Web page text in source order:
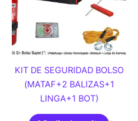
KIT DE SEGURIDAD BOLSO
(MATAF+2 BALIZAS+1
LINGA+1 BOT)